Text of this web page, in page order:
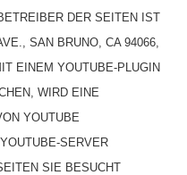
DER SEITEN IST
SAN BRUNO, CA 94066,
EINEM YOUTUBE-PLUGIN
WIRD EINE
YOUTUBE
SERVER
SIE BESUCHT